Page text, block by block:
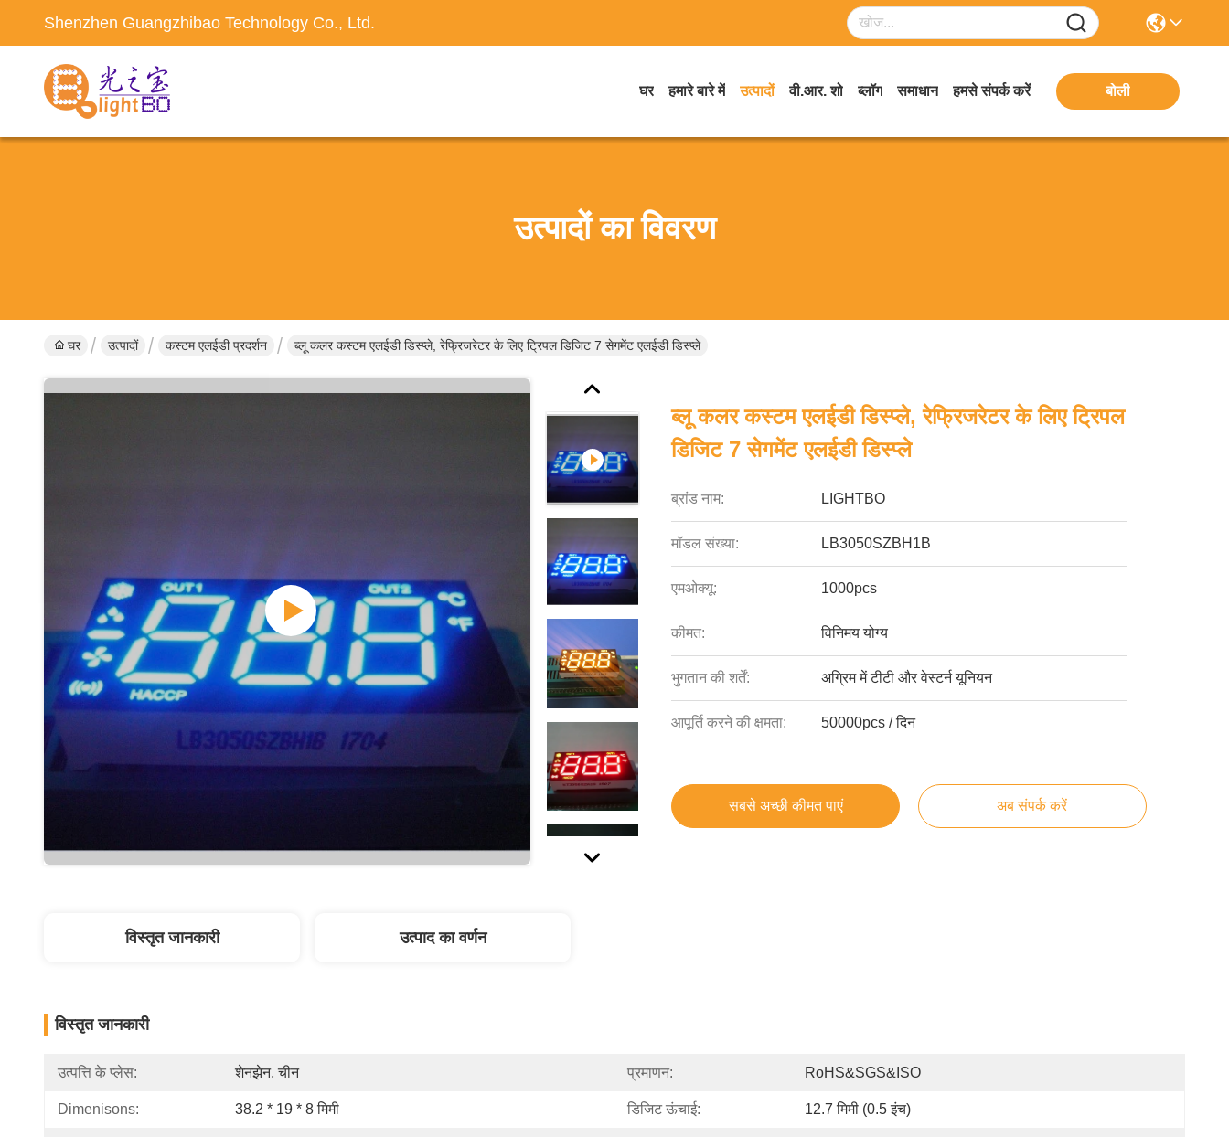
Shenzhen Guangzhibao Technology Co., Ltd.
घर हमारे बारे में उत्पादों वी.आर. शो ब्लॉग समाधान हमसे संपर्क करें बोली
उत्पादों का विवरण
घर उत्पादों कस्टम एलईडी प्रदर्शन ब्लू कलर कस्टम एलईडी डिस्प्ले, रेफ्रिजरेटर के लिए ट्रिपल डिजिट 7 सेगमेंट एलईडी डिस्प्ले
ब्लू कलर कस्टम एलईडी डिस्प्ले, रेफ्रिजरेटर के लिए ट्रिपल
डिजिट 7 सेगमेंट एलईडी डिस्प्ले
ब्रांड नाम: LIGHTBO
मॉडल संख्या: LB3050SZBH1B
एमओक्यू: 1000pcs
कीमत: विनिमय योग्य
भुगतान की शर्तें: अग्रिम में टीटी और वेस्टर्न यूनियन
आपूर्ति करने की क्षमता: 50000pcs / दिन
सबसे अच्छी कीमत पाएं अब संपर्क करें
विस्तृत जानकारी उत्पाद का वर्णन
विस्तृत जानकारी
उत्पत्ति के प्लेस: शेनझेन, चीन प्रमाणन: RoHS&SGS&ISO
Dimenisons: 38.2 * 19 * 8 मिमी डिजिट ऊंचाई: 12.7 मिमी (0.5 इंच)